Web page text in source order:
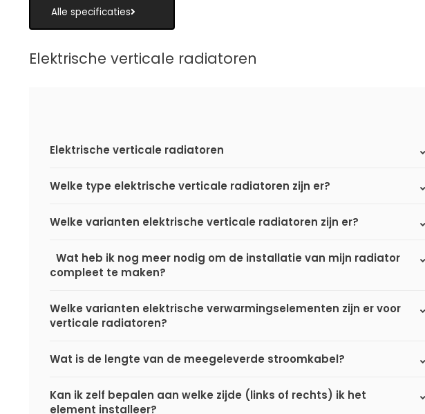
Alle specificaties
Elektrische verticale radiatoren
Elektrische verticale radiatoren
Welke type elektrische verticale radiatoren zijn er?
Welke varianten elektrische verticale radiatoren zijn er?
Wat heb ik nog meer nodig om de installatie van mijn radiator
compleet te maken?
Welke varianten elektrische verwarmingselementen zijn er voor
verticale radiatoren?
Wat is de lengte van de meegeleverde stroomkabel?
Kan ik zelf bepalen aan welke zijde (links of rechts) ik het
element installeer?